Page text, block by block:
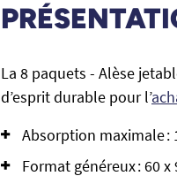
La 8 paquets - Alèse
d’esprit durable pour l’
Absorption maximale :
Format généreux : 60